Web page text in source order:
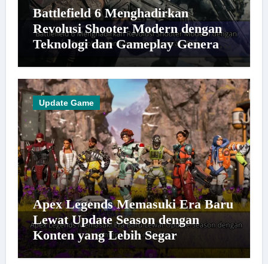
Battlefield 6 Menghadirkan
Revolusi Shooter Modern dengan
Teknologi dan Gameplay Generasi
Baru
Update Game
Apex Legends Memasuki Era Baru
Lewat Update Season dengan
Konten yang Lebih Segar